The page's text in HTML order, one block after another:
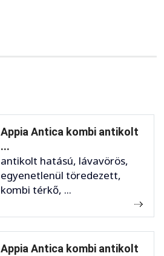
Appia Antica kombi antikolt
...
antikolt hatású, lávavörös,
egyenetlenül töredezett,
kombi térkő, ...
Appia Antica kombi antikolt